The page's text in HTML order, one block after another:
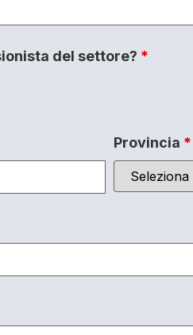
del settore? *
Provincia *